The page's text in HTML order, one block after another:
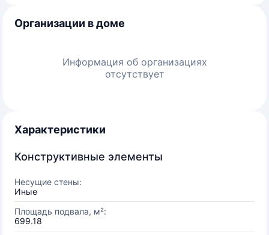
Организации в доме
Информация об организациях
отсутствует
Характеристики
Конструктивные элементы
Несущие стены:
Иные
Площадь подвала, м²:
699.18